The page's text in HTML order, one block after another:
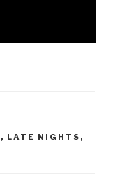
, LATE NIGHTS ,